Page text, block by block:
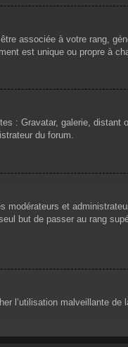
associée à votre rang,
est unique ou propre à
: Gravatar, galerie, distant
du forum.
modérateurs et
but de passer au rang
l’utilisation malveillante